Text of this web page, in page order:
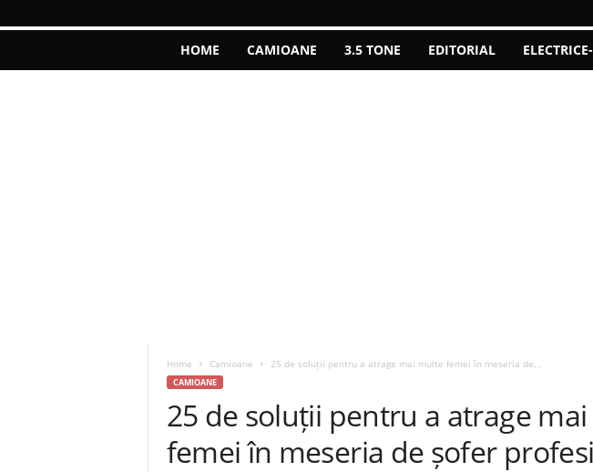
HOME CAMIOANE 3.5 TONE EDITORIAL
Home Camioane 25 de soluții pentru a atrage mai multe femei în meseria de...
CAMIOANE
25 de soluții pentru a atrage
femei în meseria de șofer